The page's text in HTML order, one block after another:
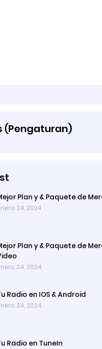
(Pengaturan)
Plan y & Paquete de
24, 2024
Plan y & Paquete de
24, 2024
Radio en IOS & Android
24, 2024
Radio en TuneIn